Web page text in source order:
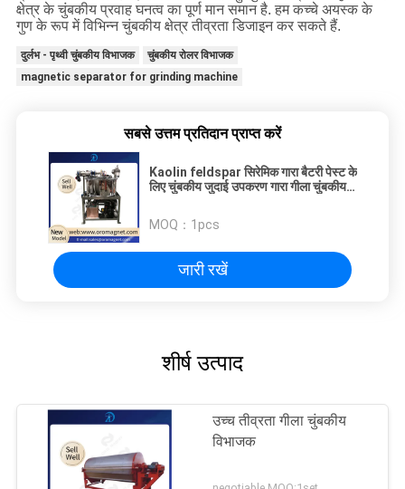
क्षेत्र के चुंबकीय प्रवाह घनत्व का पूर्ण मान समान है. हम कच्चे अयस्क के
गुण के रूप में विभिन्न चुंबकीय क्षेत्र तीव्रता डिजाइन कर सकते हैं.
दुर्लभ - पृथ्वी चुंबकीय विभाजक
चुंबकीय रोलर विभाजक
magnetic separator for grinding machine
सबसे उत्तम प्रतिदान प्राप्त करें
Kaolin feldspar सिरेमिक गारा बैटरी पेस्ट के
लिए चुंबकीय जुदाई उपकरण गारा गीला चुंबकीय
MOQ： 1pcs
जारी रखें
शीर्ष उत्पाद
उच्च तीव्रता गीला चुंबकीय
विभाजक